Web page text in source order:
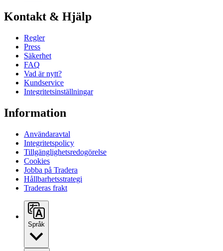
Kontakt & Hjälp
Regler
Press
Säkerhet
FAQ
Vad är nytt?
Kundservice
Integritetsinställningar
Information
Användaravtal
Integritetspolicy
Tillgänglighetsredogörelse
Cookies
Jobba på Tradera
Hållbarhetsstrategi
Traderas frakt
Språk